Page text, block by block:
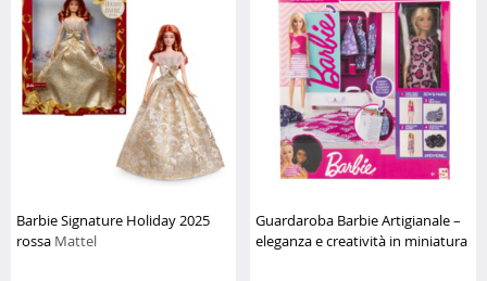
Barbie Signature Holiday 2025
rossa Mattel
Guardaroba Barbie Artigianale –
eleganza e creatività in miniatura